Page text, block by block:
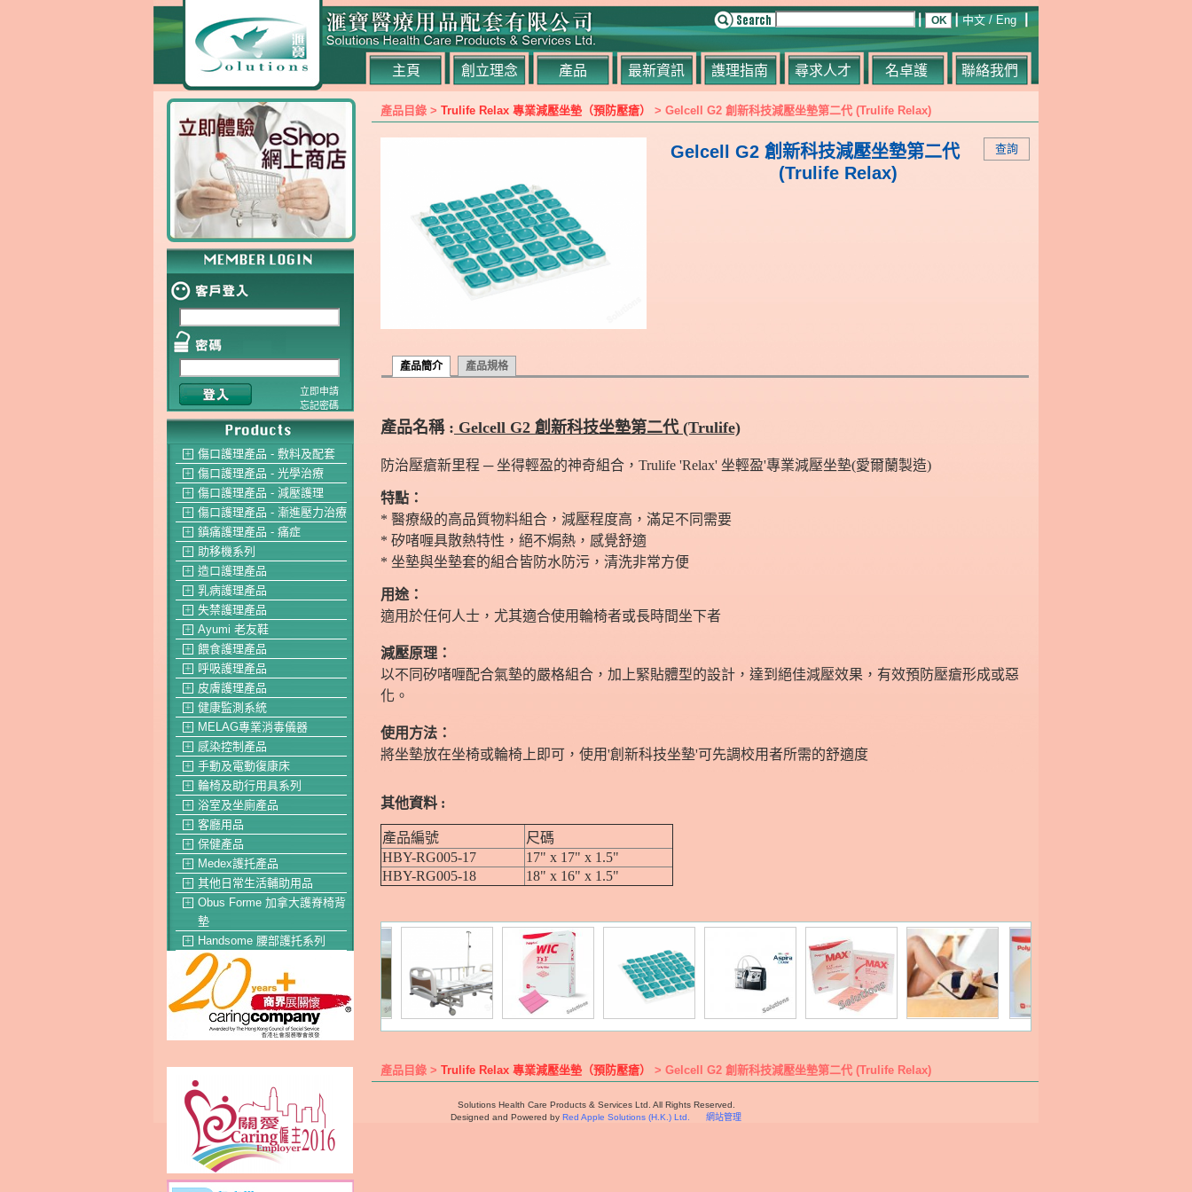
主頁 創立理念 產品 最新資訊 謢理指南 尋求人才 名卓護 聯絡我們
中文 /Eng
立即申請
忘記密碼
＋ 傷口護理產品 - 敷料及配套
＋ 傷口護理產品 - 光學治療
＋ 傷口護理產品 - 減壓護理
＋ 傷口護理產品 - 漸進壓力治療
＋ 鎮痛護理產品 - 痛症
＋ 助移機系列
＋ 造口護理產品
＋ 乳病護理產品
＋ 失禁護理產品
＋ Ayumi 老友鞋
＋ 餵食護理產品
＋ 呼吸護理產品
＋ 皮膚護理產品
＋ 健康監測系統
＋ MELAG專業消毒儀器
＋ 感染控制產品
＋ 手動及電動復康床
＋ 輪椅及助行用具系列
＋ 浴室及坐廁產品
＋ 客廳用品
＋ 保健產品
＋ Medex護托產品
＋ 其他日常生活輔助用品
＋
Obus Forme 加拿大護脊椅背
墊
＋ Handsome 腰部護托系列
產品目錄 > Trulife Relax 專業減壓坐墊（預防壓瘡） > Gelcell G2 創新科技減壓坐墊第二代 (Trulife Relax)
查詢
Gelcell G2 創新科技減壓坐墊第二代
(Trulife Relax)
產品簡介 產品規格
產品名稱 : Gelcell G2 創新科技坐墊第二代 (Trulife)
防治壓瘡新里程 ─ 坐得輕盈的神奇組合 ， Trulife 'Relax' 坐輕盈'專業減壓坐墊(愛爾蘭製造)
特點：
* 醫療級的高品質物料組合，減壓程度高，滿足不同需要
* 矽啫喱具散熱特性，絕不焗熱，感覺舒適
* 坐墊與坐墊套的組合皆防水防污，清洗非常方便
用途：
適用於任何人士，尤其適合使用輪椅者或長時間坐下者
減壓原理：
以不同矽啫喱配合氣墊的嚴格組合，加上緊貼體型的設計，達到絕佳減壓效果，有效預防壓瘡形成或惡
化。
使用方法：
將坐墊放在坐椅或輪椅上即可，使用'創新科技坐墊'可先調校用者所需的舒適度
其他資料 :
產品編號
尺碼
HBY-RG005-17
17" x 17" x 1.5"
HBY-RG005-18
18" x 16" x 1.5"
產品目錄 > Trulife Relax 專業減壓坐墊（預防壓瘡） > Gelcell G2 創新科技減壓坐墊第二代 (Trulife Relax)
Solutions Health Care Products & Services Ltd. All Rights Reserved.
Designed and Powered by Red Apple Solutions (H.K.) Ltd. 網站管理